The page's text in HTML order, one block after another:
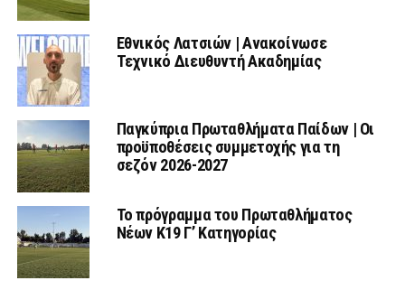
Εθνικός Λατσιών | Ανακοίνωσε
Τεχνικό Διευθυντή Ακαδημίας
Παγκύπρια Πρωταθλήματα Παίδων | Οι
προϋποθέσεις συμμετοχής για τη
σεζόν 2026-2027
Το πρόγραμμα του Πρωταθλήματος
Νέων Κ19 Γ’ Κατηγορίας